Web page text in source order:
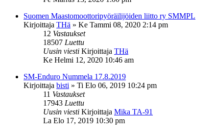
Suomen Maastomoottoripyöräilijöiden liitto ry SMMPL
Kirjoittaja THä » Ke Tammi 08, 2020 2:14 pm
12 Vastaukset
18507 Luettu
Uusin viesti Kirjoittaja THä
Ke Helmi 12, 2020 10:46 am
SM-Enduro Nummela 17.8.2019
Kirjoittaja bisti » Ti Elo 06, 2019 10:24 pm
11 Vastaukset
17943 Luettu
Uusin viesti Kirjoittaja Mika TA-91
La Elo 17, 2019 10:30 pm